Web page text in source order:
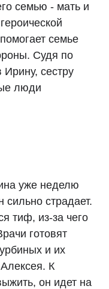
семью - мать и
семье
Судя по
сестру
люди
уже неделю
сильно страдает.
тиф, из-за чего
готовят
и их
К
он идет на